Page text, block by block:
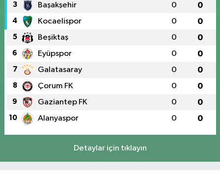
3 Başakşehir 0 0
4 Kocaelispor 0 0
5 Beşiktaş 0 0
6 Eyüpspor 0 0
7 Galatasaray 0 0
8 Çorum FK 0 0
9 Gaziantep FK 0 0
10 Alanyaspor 0 0
Detaylar için tıklayın